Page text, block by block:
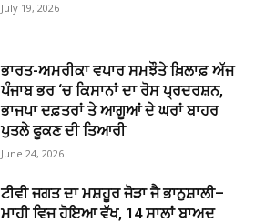
July 19, 2026
ਭਾਰਤ-ਅਮਰੀਕਾ ਵਪਾਰ ਸਮਝੌਤੇ ਖ਼ਿਲਾਫ਼ ਅੱਜ
ਪੰਜਾਬ ਭਰ ‘ਚ ਕਿਸਾਨਾਂ ਦਾ ਰੋਸ ਪ੍ਰਦਰਸ਼ਨ,
ਭਾਜਪਾ ਦਫ਼ਤਰਾਂ ਤੇ ਆਗੂਆਂ ਦੇ ਘਰਾਂ ਬਾਹਰ
ਪੁਤਲੇ ਫੂਕਣ ਦੀ ਤਿਆਰੀ
June 24, 2026
ਟੀਵੀ ਜਗਤ ਦਾ ਮਸ਼ਹੂਰ ਜੋੜਾ ਜੈ ਭਾਨੁਸ਼ਾਲੀ–
ਮਾਹੀ ਵਿਜ ਹੋਇਆ ਵੱਖ, 14 ਸਾਲਾਂ ਬਾਅਦ